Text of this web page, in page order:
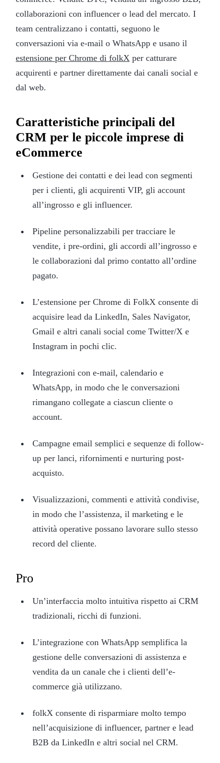
collaborazioni con influencer o lead del mercato. I
team centralizzano i contatti, seguono le
conversazioni via e-mail o WhatsApp e usano il
estensione per Chrome di folkX per catturare
acquirenti e partner direttamente dai canali social e
dal web.
Caratteristiche principali del
CRM per le piccole imprese di
eCommerce
Gestione dei contatti e dei lead con segmenti
per i clienti, gli acquirenti VIP, gli account
all’ingrosso e gli influencer.
Pipeline personalizzabili per tracciare le
vendite, i pre-ordini, gli accordi all’ingrosso e
le collaborazioni dal primo contatto all’ordine
pagato.
L’estensione per Chrome di FolkX consente di
acquisire lead da LinkedIn, Sales Navigator,
Gmail e altri canali social come Twitter/X e
Instagram in pochi clic.
Integrazioni con e-mail, calendario e
WhatsApp, in modo che le conversazioni
rimangano collegate a ciascun cliente o
account.
Campagne email semplici e sequenze di follow-
up per lanci, rifornimenti e nurturing post-
acquisto.
Visualizzazioni, commenti e attività condivise,
in modo che l’assistenza, il marketing e le
attività operative possano lavorare sullo stesso
record del cliente.
Pro
Un’interfaccia molto intuitiva rispetto ai CRM
tradizionali, ricchi di funzioni.
L’integrazione con WhatsApp semplifica la
gestione delle conversazioni di assistenza e
vendita da un canale che i clienti dell’e-
commerce già utilizzano.
folkX consente di risparmiare molto tempo
nell’acquisizione di influencer, partner e lead
B2B da LinkedIn e altri social nel CRM.